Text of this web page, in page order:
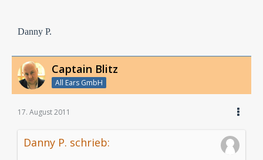
Danny P.
Captain Blitz
All Ears GmbH
17. August 2011
Danny P. schrieb: